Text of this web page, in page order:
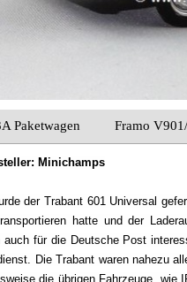
Paketwagen Framo
Minichamps
der Trabant 601 Universal
hatte und der
auch für die Deutsche Post
Die Trabant waren nahezu
die übrigen Fahrzeuge, wie